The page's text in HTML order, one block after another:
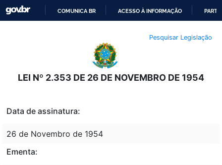
O
CONTEÚDO
COMUNICA BR ACESSO À INFORMAÇÃO
Pesquisar Legislação
LEI Nº 2.353 DE 26 DE NOVEMBRO DE 1954
Data de assinatura:
26 de Novembro de 1954
Ementa: